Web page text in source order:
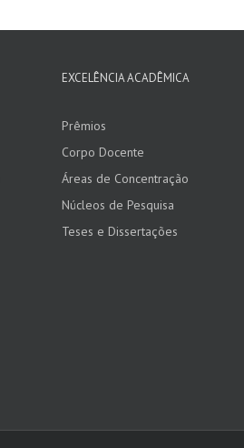
EXCELÊNCIA ACADÊMICA
Prêmios
Corpo Docente
Áreas de Concentração
Núcleos de Pesquisa
Teses e Dissertações